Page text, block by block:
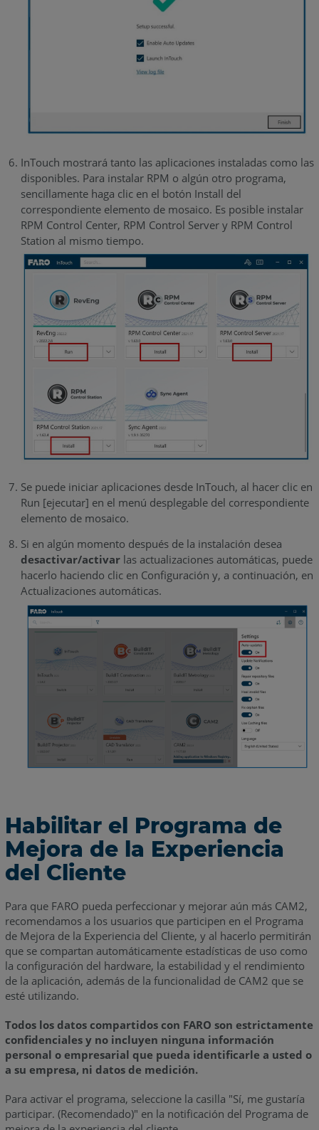
InTouch mostrará tanto las aplicaciones instaladas como las
disponibles. Para instalar RPM o algún otro programa,
sencillamente haga clic en el botón Install del
correspondiente elemento de mosaico. Es posible instalar
RPM Control Center, RPM Control Server y RPM Control
Station al mismo tiempo.
Se puede iniciar aplicaciones desde InTouch, al hacer clic en
Run [ejecutar] en el menú desplegable del correspondiente
elemento de mosaico.
Si en algún momento después de la instalación desea
desactivar/activarlas actualizaciones automáticas, puede
hacerlo haciendo clic en Configuración y, a continuación, en
Actualizaciones automáticas.
Habilitar el Programa de
Mejora de la Experiencia
del Cliente
Para que FARO pueda perfeccionar y mejorar aún más CAM2,
recomendamos a los usuarios que participen en el Programa
de Mejora de la Experiencia del Cliente, y al hacerlo permitirán
que se compartan automáticamente estadísticas de uso como
la configuración del hardware, la estabilidad y el rendimiento
de la aplicación, además de la funcionalidad de CAM2 que se
esté utilizando.
Todos los datos compartidos con FARO son estrictamente
confidenciales y no incluyen ninguna información
personal o empresarial que pueda identificarle a usted o
a su empresa, ni datos de medición.
Para activar el programa, seleccione la casilla "Sí, me gustaría
participar. (Recomendado)" en la notificación del Programa de